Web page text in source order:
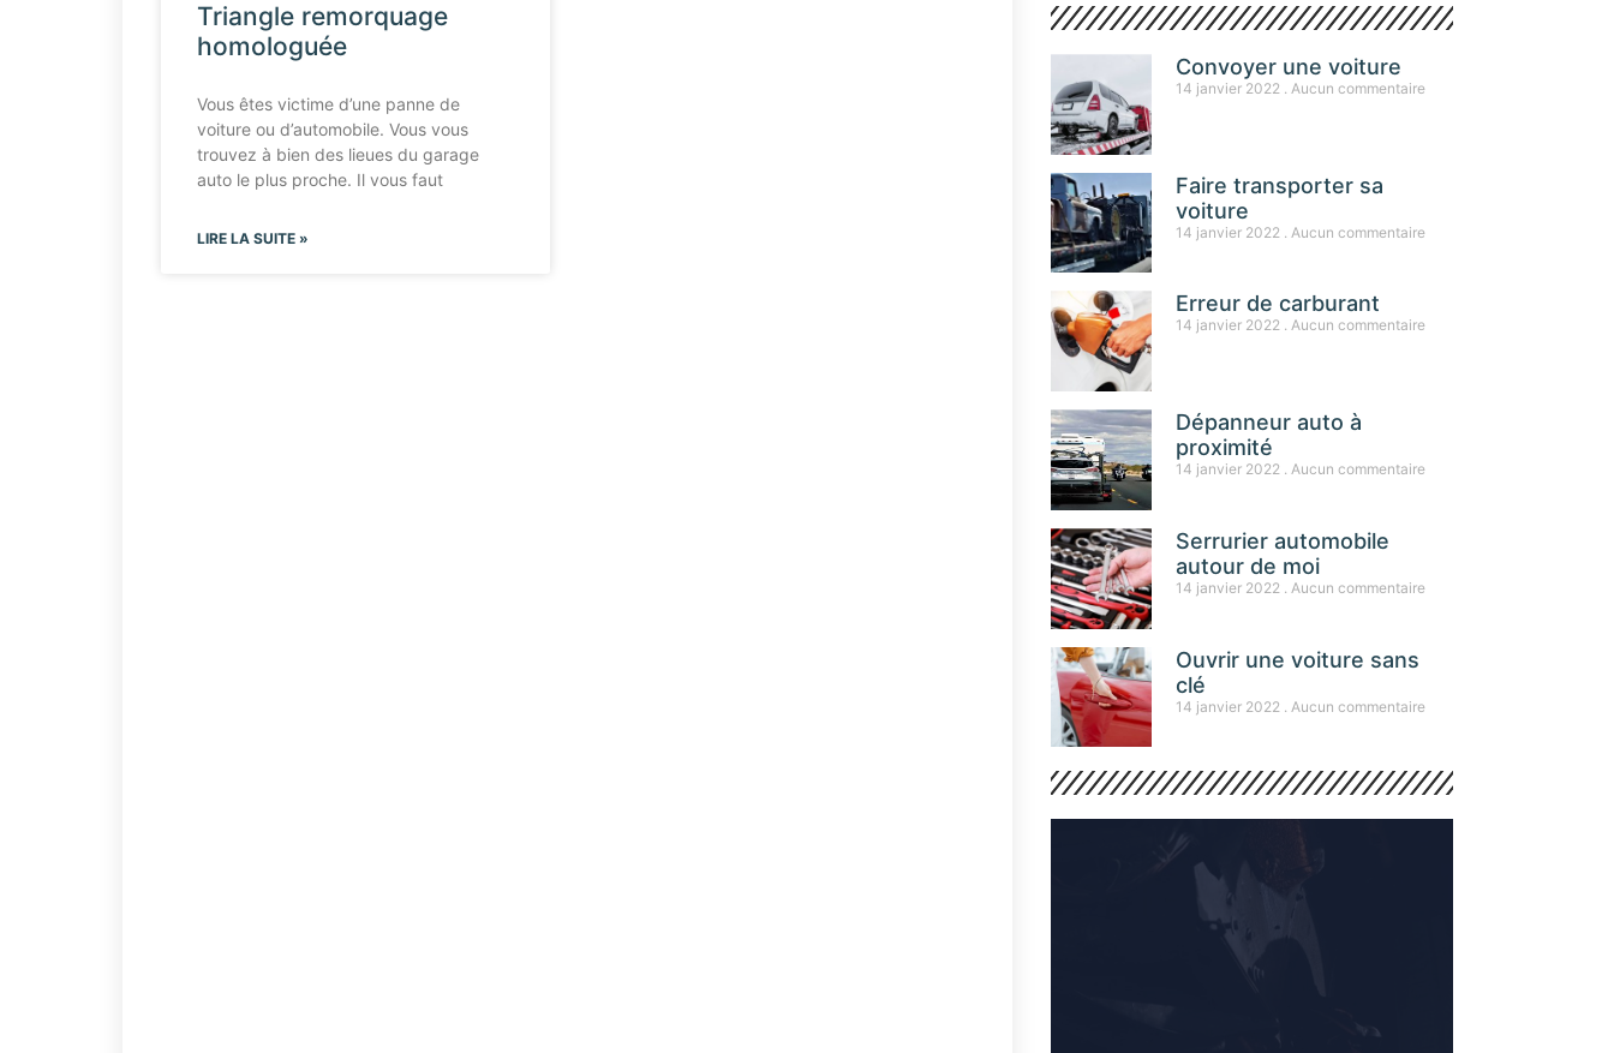
Triangle remorquage
homologuée
Vous êtes victime d’une panne de
voiture ou d’automobile. Vous vous
trouvez à bien des lieues du garage
auto le plus proche. Il vous faut
LIRE LA SUITE »
Convoyer une voiture
14 janvier 2022 Aucun commentaire
Faire transporter sa
voiture
14 janvier 2022 Aucun commentaire
Erreur de carburant
14 janvier 2022 Aucun commentaire
Dépanneur auto à
proximité
14 janvier 2022 Aucun commentaire
Serrurier automobile
autour de moi
14 janvier 2022 Aucun commentaire
Ouvrir une voiture sans
clé
14 janvier 2022 Aucun commentaire